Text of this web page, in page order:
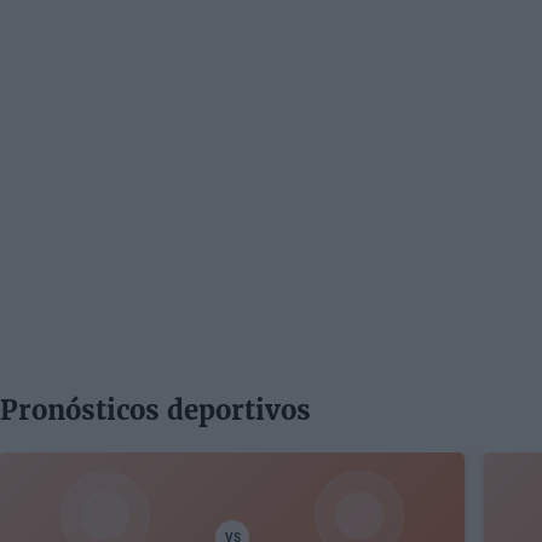
Pronósticos deportivos
VS